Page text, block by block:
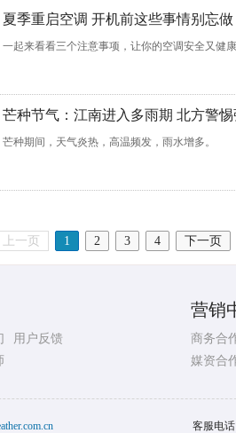
夏季重启空调 开机前这些事情别忘做
一起来看看三个注意事项，让你的空调安全又健
芒种节气：江南进入多雨期 北方警
芒种期间，天气炎热，高温频发，雨水增多。
上一页 1 2 3 4 下一页
用户反馈
营销
商务合
媒资合
客服电